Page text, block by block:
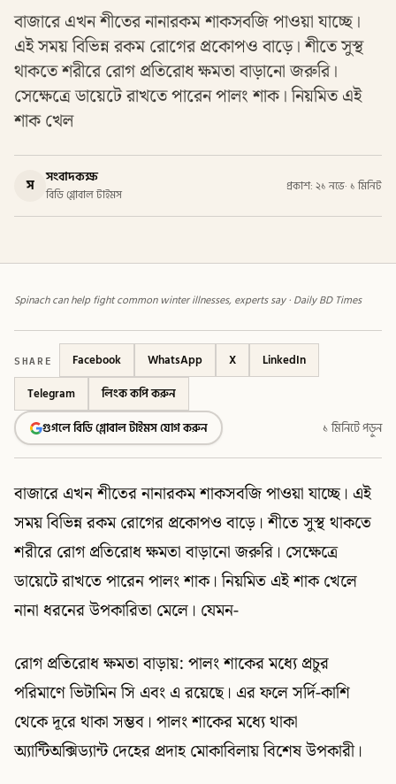
বাজারে এখন শীতের নানারকম শাকসবজি পাওয়া যাচ্ছে।
এই সময় বিভিন্ন রকম রোগের প্রকোপও বাড়ে। শীতে সুস্থ
থাকতে শরীরে রোগ প্রতিরোধ ক্ষমতা বাড়ানো জরুরি।
সেক্ষেত্রে ডায়েটে রাখতে পারেন পালং শাক। নিয়মিত এই
শাক খেল
স সংবাদকক্ষ
বিডি গ্লোবাল টাইমস
প্রকাশ: ২১ নভে· ১ মিনিট
Spinach can help fight common winter illnesses, experts say · Daily BD Times
SHARE Facebook WhatsApp X
LinkedIn
Telegram
লিংক কপি করুন
গুগলে বিডি গ্লোবাল টাইমস যোগ করুন
১ মিনিটে পড়ুন
বাজারে এখন শীতের নানারকম শাকসবজি পাওয়া যাচ্ছে। এই
সময় বিভিন্ন রকম রোগের প্রকোপও বাড়ে। শীতে সুস্থ থাকতে
শরীরে রোগ প্রতিরোধ ক্ষমতা বাড়ানো জরুরি। সেক্ষেত্রে
ডায়েটে রাখতে পারেন পালং শাক। নিয়মিত এই শাক খেলে
নানা ধরনের উপকারিতা মেলে। যেমন-
রোগ প্রতিরোধ ক্ষমতা বাড়ায়: পালং শাকের মধ্যে প্রচুর
পরিমাণে ভিটামিন সি এবং এ রয়েছে। এর ফলে সর্দি-কাশি
থেকে দূরে থাকা সম্ভব। পালং শাকের মধ্যে থাকা
অ্যান্টিঅক্সিড্যান্ট দেহের প্রদাহ মোকাবিলায় বিশেষ উপকারী।